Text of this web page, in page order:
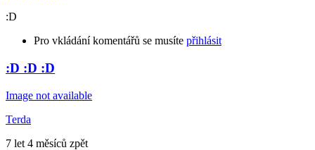
by
:D
Pro vkládání komentářů se musíte přihlásit
:D :D :D
Image not available
Terda
7 let 4 měsíců zpět